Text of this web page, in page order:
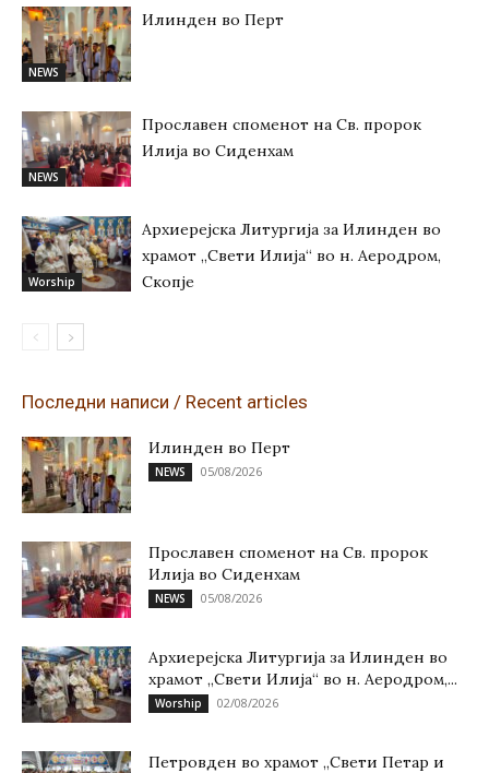
NEWS
Илинден во Перт
NEWS
Прославен споменот на Св. пророк
Илија во Сиденхам
Worship
Архиерејска Литургија за Илинден во
храмот „Свети Илија“ во н. Аеродром,
Скопје
Последни написи / Recent articles
Илинден во Перт
NEWS 05/08/2026
Прославен споменот на Св. пророк
Илија во Сиденхам
NEWS 05/08/2026
Архиерејска Литургија за Илинден во
храмот „Свети Илија“ во н. Аеродром,...
Worship 02/08/2026
Петровден во храмот „Свети Петар и